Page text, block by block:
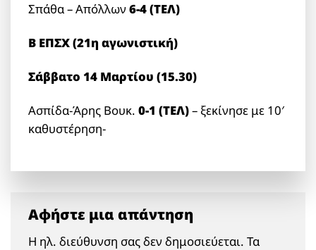
Σπάθα – Απόλλων6-4 (TEΛ)
Β ΕΠΣΧ (21η αγωνιστική)
Σάββατο 14 Μαρτίου (15.30)
Ασπίδα-Άρης Βουκ.0-1 (TEΛ)– ξεκίνησε με 10′
καθυστέρηση-
Αφήστε μια απάντηση
Η ηλ. διεύθυνση σας δεν δημοσιεύεται. Τα